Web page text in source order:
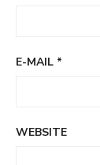
E-MAIL *
WEBSITE